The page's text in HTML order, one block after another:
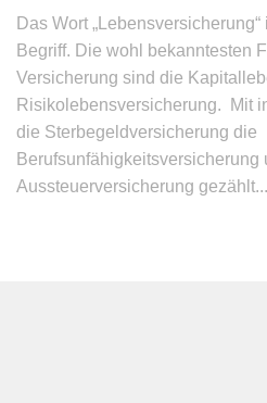
Das Wort
Begriff. Die wohl bekanntesten
Versicherung sind die
Risikolebensversicherung. Mit
die Sterbegeldversicherung die
Berufsunfähigkeitsversicherung
Aussteuerversicherung gezählt...